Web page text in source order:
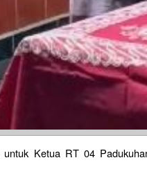
untuk Ketua RT 04